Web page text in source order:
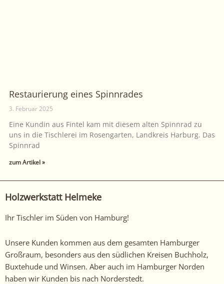
Restaurierung eines Spinnrades
3. Februar 2025
Eine Kundin aus Fintel kam mit diesem alten Spinnrad zu
uns in die Tischlerei im Rosengarten, Landkreis Harburg. Das
Spinnrad
zum Artikel »
Holzwerkstatt Helmeke
Ihr Tischler im Süden von Hamburg!
Unsere Kunden kommen aus dem gesamten Hamburger
Großraum, besonders aus den südlichen Kreisen Buchholz,
Buxtehude und Winsen. Aber auch im Hamburger Norden
haben wir Kunden bis nach Norderstedt.